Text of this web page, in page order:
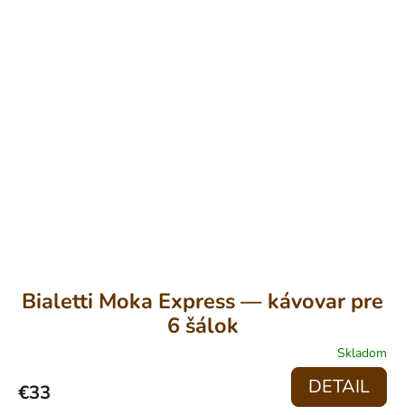
Bialetti Moka Express — kávovar pre
6 šálok
Skladom
€33 DETAIL